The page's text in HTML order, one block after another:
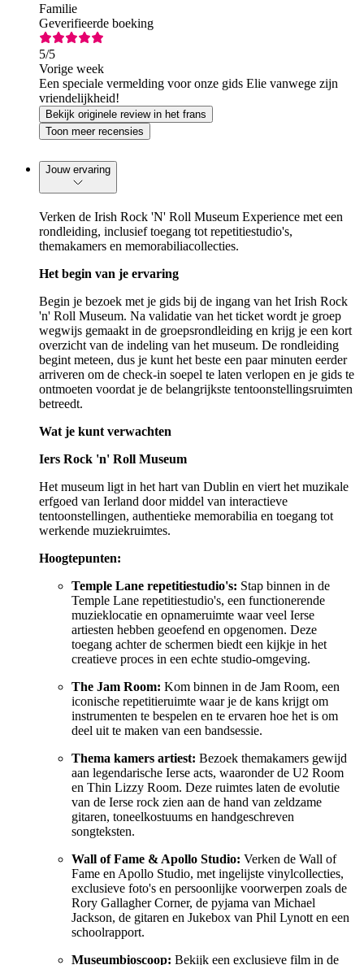
Familie
Geverifieerde boeking
5/5
Vorige week
Een speciale vermelding voor onze gids Elie vanwege zijn
vriendelijkheid!
Bekijk originele review in het frans
Toon meer recensies
Jouw ervaring
Verken de Irish Rock 'N' Roll Museum Experience met een
rondleiding, inclusief toegang tot repetitiestudio's,
themakamers en memorabiliacollecties.
Het begin van je ervaring
Begin je bezoek met je gids bij de ingang van het Irish Rock
'n' Roll Museum. Na validatie van het ticket wordt je groep
wegwijs gemaakt in de groepsrondleiding en krijg je een kort
overzicht van de indeling van het museum. De rondleiding
begint meteen, dus je kunt het beste een paar minuten eerder
arriveren om de check-in soepel te laten verlopen en je gids te
ontmoeten voordat je de belangrijkste tentoonstellingsruimten
betreedt.
Wat je kunt verwachten
Iers Rock 'n' Roll Museum
Het museum ligt in het hart van Dublin en viert het muzikale
erfgoed van Ierland door middel van interactieve
tentoonstellingen, authentieke memorabilia en toegang tot
werkende muziekruimtes.
Hoogtepunten:
Temple Lane repetitiestudio's: Stap binnen in de
Temple Lane repetitiestudio's, een functionerende
muzieklocatie en opnameruimte waar veel Ierse
artiesten hebben geoefend en opgenomen. Deze
toegang achter de schermen biedt een kijkje in het
creatieve proces in een echte studio-omgeving.
The Jam Room: Kom binnen in de Jam Room, een
iconische repetitieruimte waar je de kans krijgt om
instrumenten te bespelen en te ervaren hoe het is om
deel uit te maken van een bandsessie.
Thema kamers artiest: Bezoek themakamers gewijd
aan legendarische Ierse acts, waaronder de U2 Room
en Thin Lizzy Room. Deze ruimtes laten de evolutie
van de Ierse rock zien aan de hand van zeldzame
gitaren, toneelkostuums en handgeschreven
songteksten.
Wall of Fame & Apollo Studio: Verken de Wall of
Fame en Apollo Studio, met ingelijste vinylcollecties,
exclusieve foto's en persoonlijke voorwerpen zoals de
Rory Gallagher Corner, de pyjama van Michael
Jackson, de gitaren en Jukebox van Phil Lynott en een
schoolrapport.
Museumbioscoop: Bekijk een exclusieve film in de